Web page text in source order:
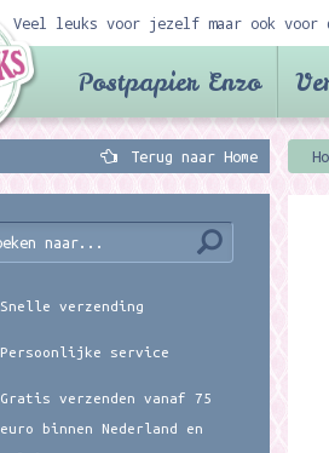
Veel leuks voor jezelf maar ook voor
Postpapier Enzo
Terug naar Home
Snelle verzending
Persoonlijke service
Gratis verzenden vanaf 75
euro binnen Nederland en